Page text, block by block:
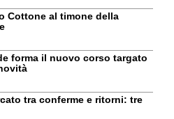
Cottone al timone della
forma il nuovo corso targato
tra conferme e ritorni: tre